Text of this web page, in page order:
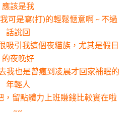
應該是我
我可是寫(打)的輕鬆愜意啊 ~ 不過
話說回
吸引我這個夜貓族 ，尤其是假日
的夜晚好
我也是曾瘋到凌晨才回家補眠的
年輕人
，留點體力上班賺錢比較實在啦
~~